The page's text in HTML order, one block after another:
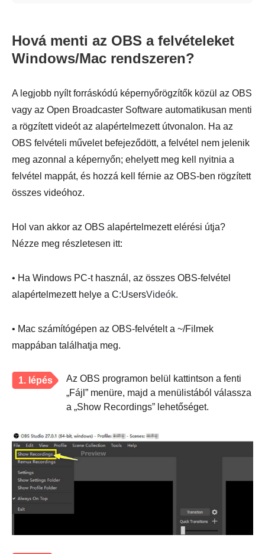
Hová menti az OBS a felvételeket
Windows/Mac rendszeren?
A legjobb nyílt forráskódú képernyőrögzítők közül az OBS
vagy az Open Broadcaster Software automatikusan menti
a rögzített videót az alapértelmezett útvonalon. Ha az
OBS felvételi művelet befejeződött, a felvétel nem jelenik
meg azonnal a képernyőn; ehelyett meg kell nyitnia a
felvétel mappát, és hozzá kell férnie az OBS-ben rögzített
összes videóhoz.
Hol van akkor az OBS alapértelmezett elérési útja?
Nézze meg részletesen itt:
• Ha Windows PC-t használ, az összes OBS-felvétel
alapértelmezett helye a C:UsersVideók.
• Mac számítógépen az OBS-felvételt a ~/Filmek
mappában találhatja meg.
1. lépés
Az OBS programon belül kattintson a fenti
„Fájl” menüre, majd a menülistából válassza
a „Show Recordings” lehetőséget.